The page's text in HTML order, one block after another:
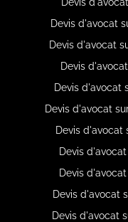
Devis d'avocat
Devis d'avocat
Devis
Devis d'avocat
Devis d'avocat
Devis d'avocat
Devis
Devis
Devis d'avocat
Devis d'avocat